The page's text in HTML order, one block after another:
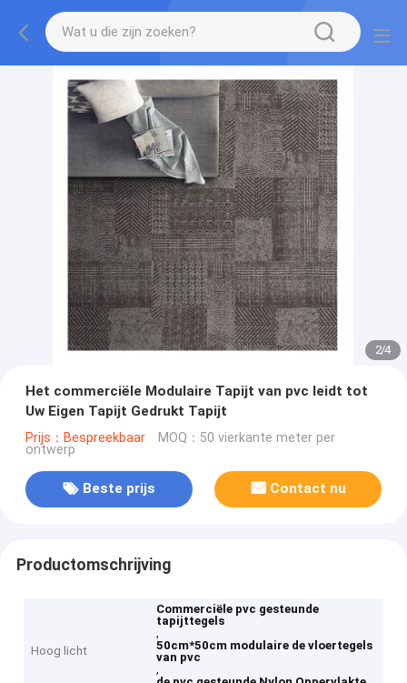
2/4
Het commerciële Modulaire Tapijt van pvc leidt tot
Uw Eigen Tapijt Gedrukt Tapijt
Prijs：Bespreekbaar MOQ：50 vierkante meter per
ontwerp
Beste prijs Contact nu
Productomschrijving
Hoog licht
Commerciële pvc gesteunde
tapijttegels
,
50cm*50cm modulaire de vloertegels
van pvc
,